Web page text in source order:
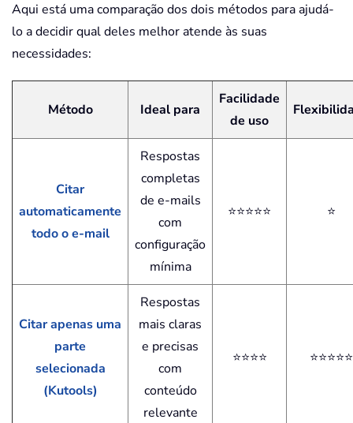
Aqui está uma comparação dos dois métodos para ajudá-
lo a decidir qual deles melhor atende às suas
necessidades:
Método Ideal para
Facilidade
de uso
Citar
automaticamente
todo o e-mail
Respostas
completas
de e-mails
com
configuração
mínima
⭐⭐⭐⭐⭐ ⭐
Citar apenas uma
parte
selecionada
(Kutools)
Respostas
mais claras
e precisas
com
conteúdo
relevante
⭐⭐⭐⭐ ⭐⭐⭐⭐⭐